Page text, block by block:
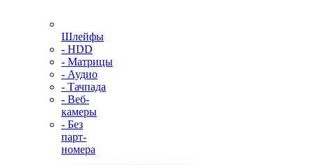
Шлейфы
- HDD
- Матрицы
- Аудио
- Тачпада
- Веб-
камеры
- Без
парт-
номера